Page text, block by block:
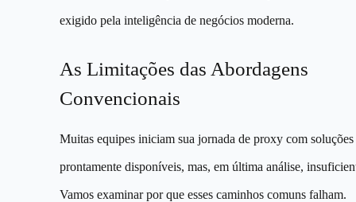
exigido pela inteligência de negócios moderna.
As Limitações das Abordagens
Convencionais
Muitas equipes iniciam sua jornada de proxy com soluções
prontamente disponíveis, mas, em última análise,
Vamos examinar por que esses caminhos comuns falham.